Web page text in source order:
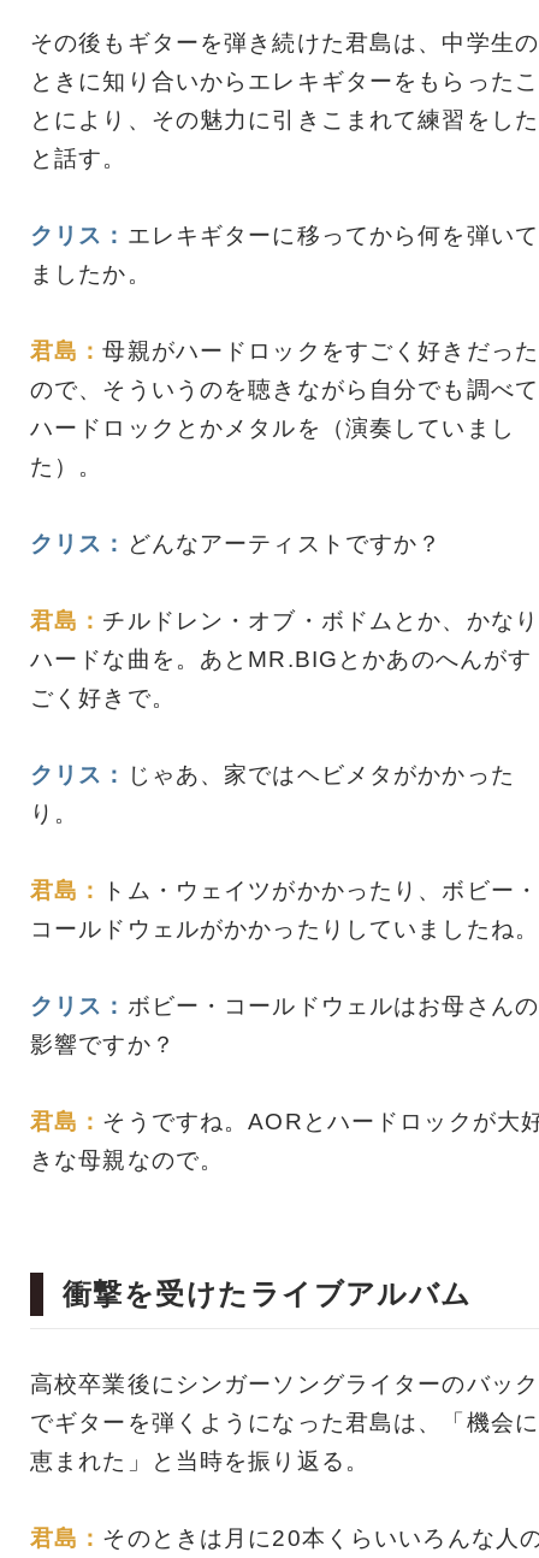
その後もギターを弾き続けた君島は、中学生の
ときに知り合いからエレキギターをもらったこ
とにより、その魅力に引きこまれて練習をした
と話す。
クリス： エレキギターに移ってから何を弾いて
ましたか。
君島：母親がハードロックをすごく好きだった
ので、そういうのを聴きながら自分でも調べて
ハードロックとかメタルを（演奏していまし
た）。
クリス： どんなアーティストですか？
君島： チルドレン・オブ・ボドムとか、かなり
ハードな曲を。あとMR.BIGとかあのへんがす
ごく好きで。
クリス：
じゃあ、家ではヘビメタがかかった
り。
君島：
トム・ウェイツがかかったり、ボビー・
コールドウェルがかかったりしていましたね。
クリス： ボビー・コールドウェルはお母さんの
影響ですか？
君島： そうですね。AORとハードロックが大
きな母親なので。
衝撃を受けたライブアルバム
高校卒業後にシンガーソングライターのバック
でギターを弾くようになった君島は、「機会に
恵まれた」と当時を振り返る。
君島： そのときは月に20本くらいいろんな人